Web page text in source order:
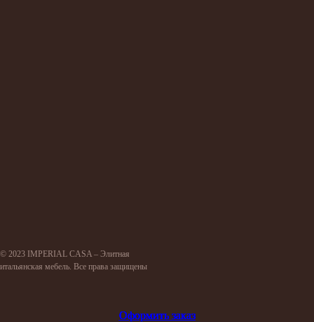
Оформить заказ
Оформить заказ
Оформить заказ
Оформить заказ
Оформить заказ
Оформить заказ
Оформить заказ
Оформить заказ
Оформить заказ
Оформить заказ
Оформить заказ
Оформить заказ
© 2023 IMPERIAL CASA – Элитная
итальянская мебель. Все права защищены